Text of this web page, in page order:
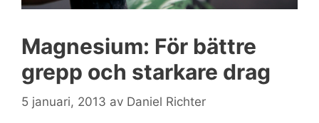
Magnesium: För bättre
grepp och starkare drag
5 januari, 2013 av Daniel Richter